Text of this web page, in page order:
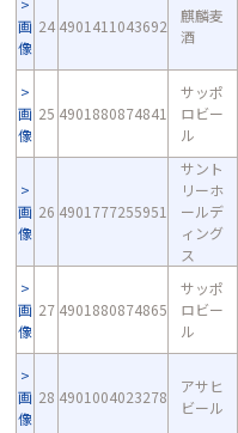
画
像
24 4901411043692
麒麟麦
酒
画
像
25 4901880874841
サッポ
ロビー
ル
画
像
26 4901777255951
サント
リーホ
ールデ
ィング
ス
画
像
27 4901880874865
サッポ
ロビー
ル
画
像
28 4901004023278
アサヒ
ビール